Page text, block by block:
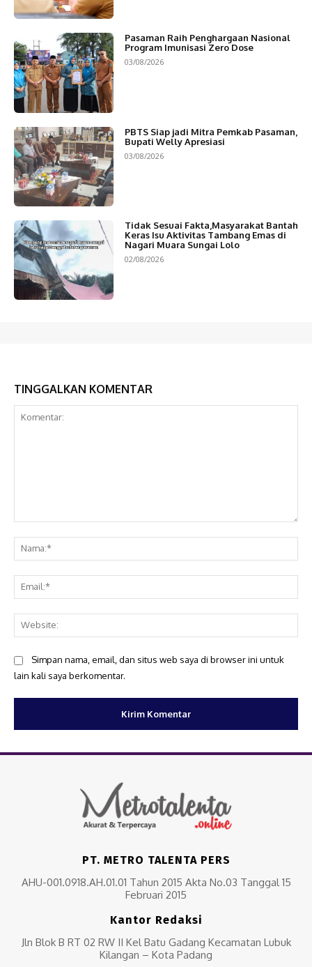
Pasaman Raih Penghargaan Nasional
Program Imunisasi Zero Dose
03/08/2026
PBTS Siap jadi Mitra Pemkab Pasaman,
Bupati Welly Apresiasi
03/08/2026
Tidak Sesuai Fakta,Masyarakat Bantah
Keras Isu Aktivitas Tambang Emas di
Nagari Muara Sungai Lolo
02/08/2026
TINGGALKAN KOMENTAR
Simpan nama, email, dan situs web saya di browser ini untuk
lain kali saya berkomentar.
PT. METRO TALENTA PERS
AHU-001.0918.AH.01.01 Tahun 2015 Akta No.03 Tanggal 15
Februari 2015
Kantor Redaksi
Jln Blok B RT 02 RW II Kel Batu Gadang Kecamatan Lubuk
Kilangan – Kota Padang